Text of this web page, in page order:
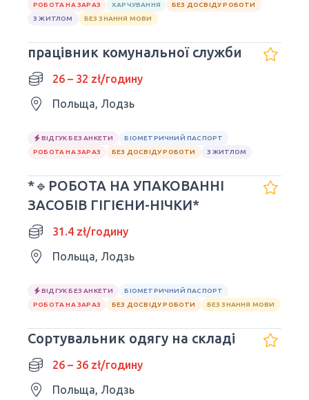
РОБОТА НА ЗАРАЗ
ХАРЧУВАННЯ
БЕЗ ДОСВІДУ РОБОТИ
З ЖИТЛОМ
БЕЗ ЗНАННЯ МОВИ
працівник комунальної служби
26 – 32 zł/годину
Польща, Лодзь
ВІДГУК БЕЗ АНКЕТИ
БІОМЕТРИЧНИЙ ПАСПОРТ
РОБОТА НА ЗАРАЗ
БЕЗ ДОСВІДУ РОБОТИ З ЖИТЛОМ
*🔹РОБОТА НА УПАКОВАННІ
ЗАСОБІВ ГІГІЄНИ-НІЧКИ*
31.4 zł/годину
Польща, Лодзь
ВІДГУК БЕЗ АНКЕТИ
БІОМЕТРИЧНИЙ ПАСПОРТ
РОБОТА НА ЗАРАЗ
БЕЗ ДОСВІДУ РОБОТИ БЕЗ ЗНАННЯ МОВИ
Сортувальник одягу на складі
26 – 36 zł/годину
Польща, Лодзь